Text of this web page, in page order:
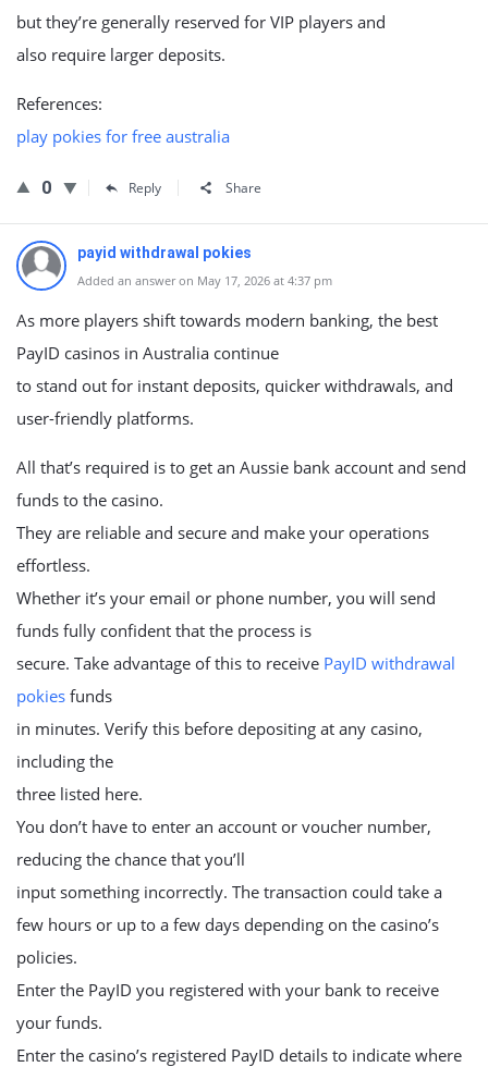
but they’re generally reserved for VIP players and
also require larger deposits.
References:
play pokies for free australia
0 Reply Share
payid withdrawal pokies
Added an answer on May 17, 2026 at 4:37 pm
As more players shift towards modern banking, the best
PayID casinos in Australia continue
to stand out for instant deposits, quicker withdrawals, and
user-friendly platforms.
All that’s required is to get an Aussie bank account and send
funds to the casino.
They are reliable and secure and make your operations
effortless.
Whether it’s your email or phone number, you will send
funds fully confident that the process is
secure. Take advantage of this to receive PayID withdrawal
pokies funds
in minutes. Verify this before depositing at any casino,
including the
three listed here.
You don’t have to enter an account or voucher number,
reducing the chance that you’ll
input something incorrectly. The transaction could take a
few hours or up to a few days depending on the casino’s
policies.
Enter the PayID you registered with your bank to receive
your funds.
Enter the casino’s registered PayID details to indicate where